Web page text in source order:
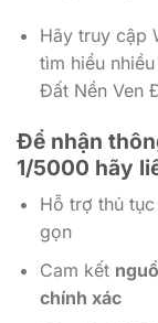
Hãy truy cập
tìm hiểu
Đất Nền Ven
Để nhận
1/5000 hãy
Hỗ trợ thủ
gọn
Cam kết
chính xác